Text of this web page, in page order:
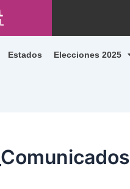
Estados Elecciones 2025